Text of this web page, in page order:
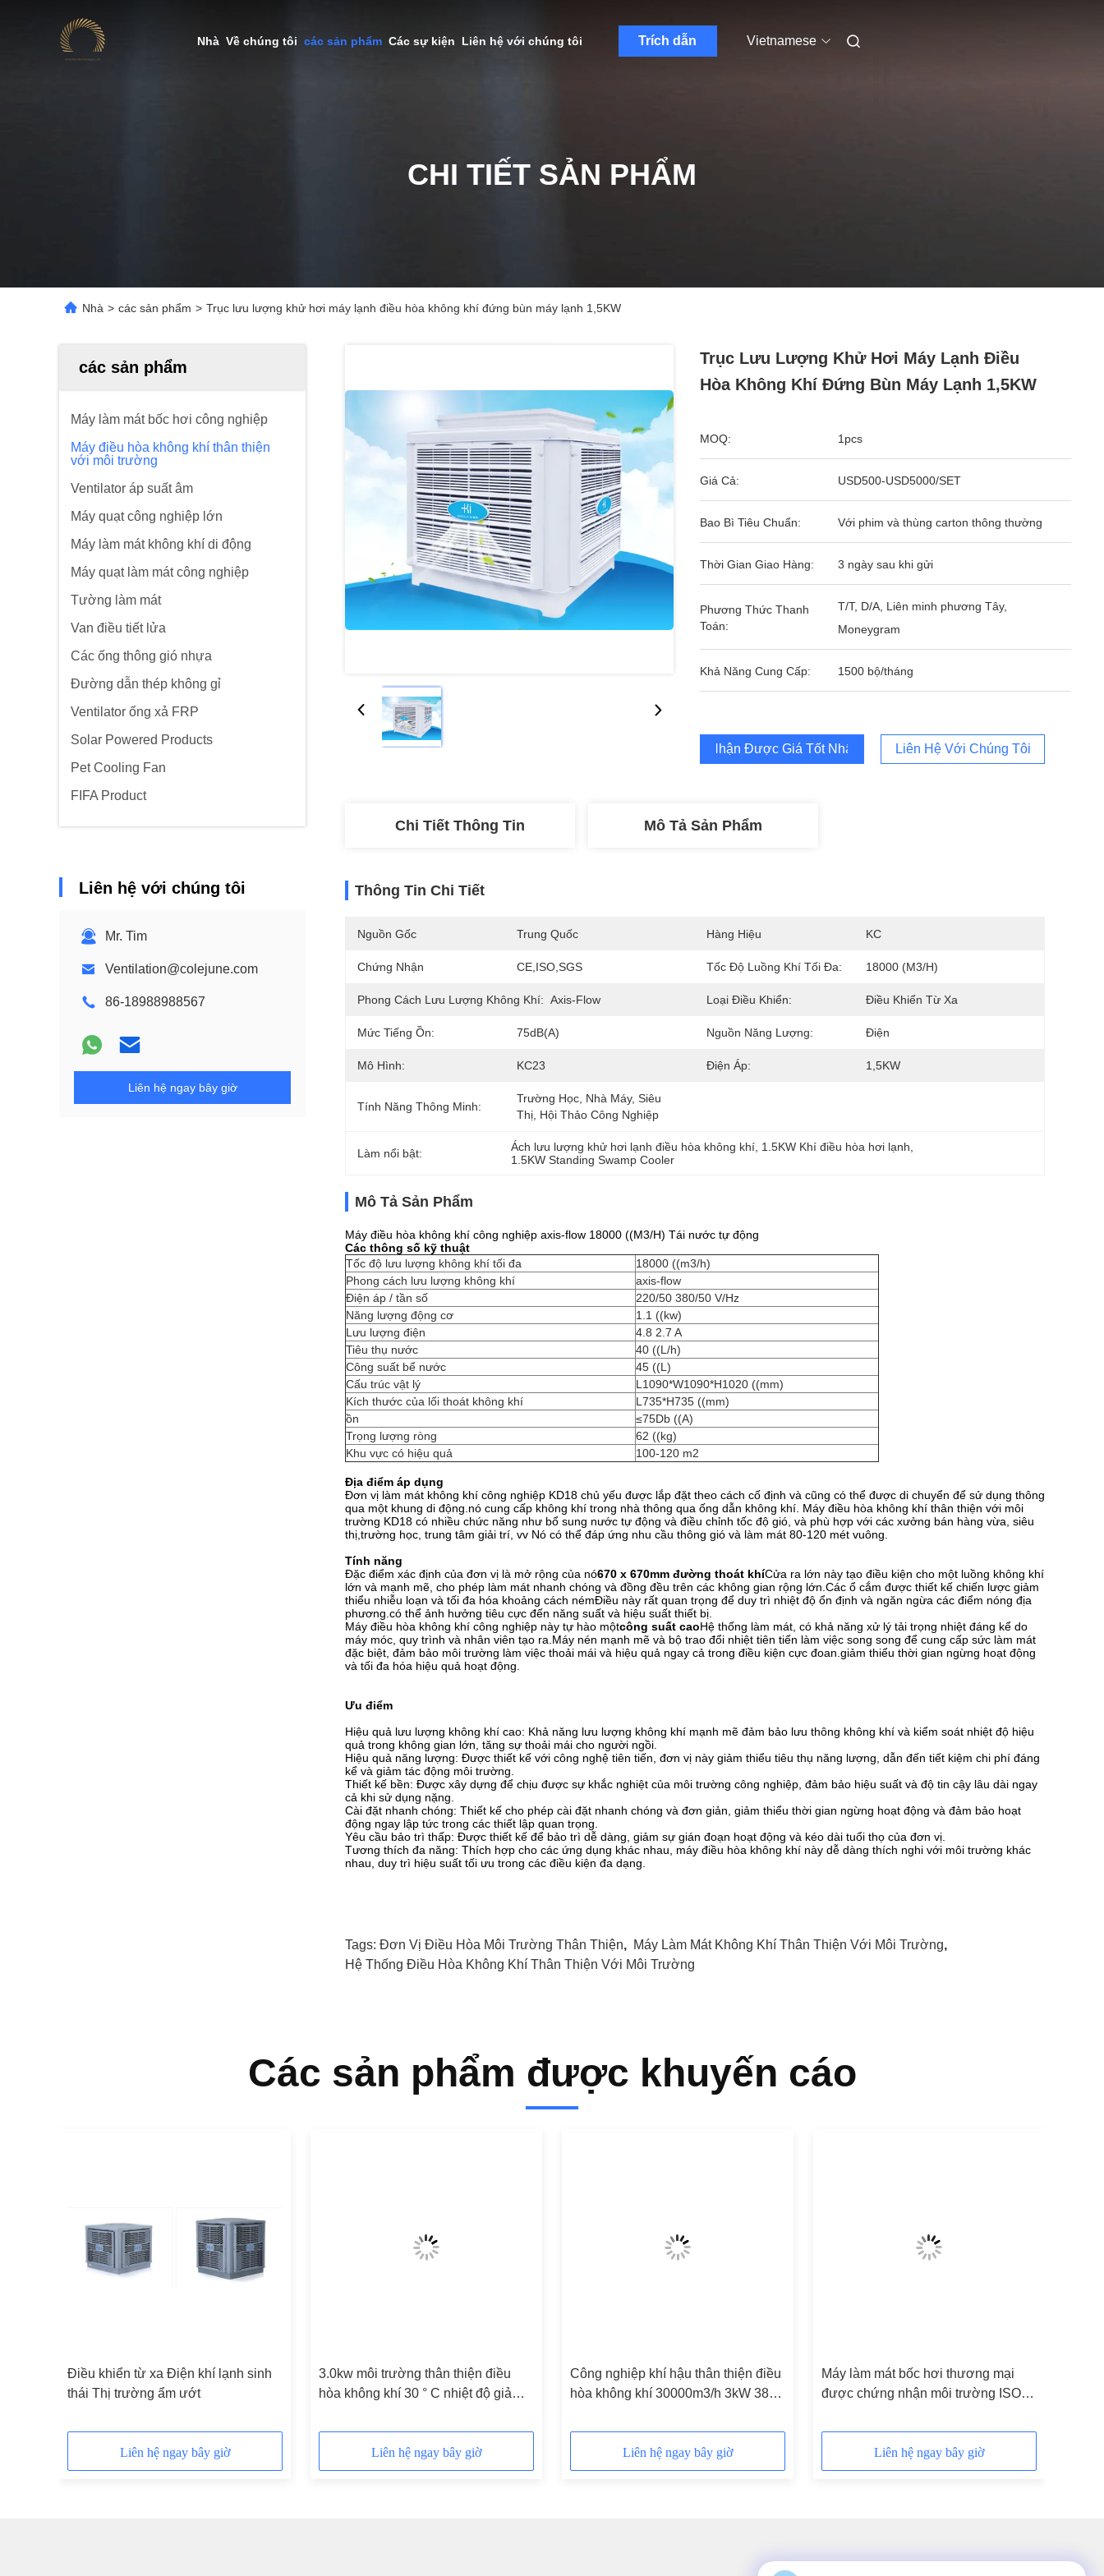
Nhà Về chúng tôi các sản phẩm Các sự kiện Liên hệ với chúng tôi Trích dẫn Vietnamese
CHI TIẾT SẢN PHẨM
Nhà > các sản phẩm > Trục lưu lượng khử hơi máy lạnh điều hòa không khí đứng bùn máy lạnh 1,5KW
các sản phẩm
Máy làm mát bốc hơi công nghiệp
Máy điều hòa không khí thân thiện
với môi trường
Ventilator áp suất âm
Máy quạt công nghiệp lớn
Máy làm mát không khí di động
Máy quạt làm mát công nghiệp
Tường làm mát
Van điều tiết lửa
Các ống thông gió nhựa
Đường dẫn thép không gỉ
Ventilator ống xả FRP
Solar Powered Products
Pet Cooling Fan
FIFA Product
Liên hệ với chúng tôi
Mr. Tim
Ventilation@colejune.com
86-18988988567
Liên hệ ngay bây giờ
Trục Lưu Lượng Khử Hơi Máy Lạnh Điều
Hòa Không Khí Đứng Bùn Máy Lạnh 1,5KW
MOQ: 1pcs
Giá Cả: USD500-USD5000/SET
Bao Bì Tiêu Chuẩn: Với phim và thùng carton thông thường
Thời Gian Giao Hàng: 3 ngày sau khi gửi
Phương Thức Thanh
Toán:
T/T, D/A, Liên minh phương Tây,
Moneygram
Khả Năng Cung Cấp: 1500 bộ/tháng
Nhận Được Giá Tốt Nhất Liên Hệ Với Chúng Tôi
Chi Tiết Thông Tin Mô Tả Sản Phẩm
Thông Tin Chi Tiết
Nguồn Gốc Trung Quốc Hàng Hiệu KC
Chứng Nhận CE,ISO,SGS Tốc Độ Luồng Khí Tối Đa: 18000 (M3/H)
Phong Cách Lưu Lượng Không Khí: Axis-Flow Loại Điều Khiển: Điều Khiển Từ Xa
Mức Tiếng Ồn: 75dB(A) Nguồn Năng Lượng: Điện
Mô Hình: KC23 Điện Áp: 1,5KW
Tính Năng Thông Minh:
Trường Học, Nhà Máy, Siêu
Thị, Hội Thảo Công Nghiệp
Làm nổi bật: Ách lưu lượng khử hơi lạnh điều hòa không khí 1.5KW Khí điều hòa hơi lạnh
1.5KW Standing Swamp Cooler
Mô Tả Sản Phẩm
Máy điều hòa không khí công nghiệp axis-flow 18000 ((M3/H) Tái nước tự động
Các thông số kỹ thuật
Tốc độ lưu lượng không khí tối đa
18000 ((m3/h)
Phong cách lưu lượng không khí
axis-flow
Điện áp / tần số
220/50 380/50 V/Hz
Năng lượng động cơ
1.1 ((kw)
Lưu lượng điện
4.8 2.7 A
Tiêu thụ nước
40 ((L/h)
Công suất bể nước
45 ((L)
Cấu trúc vật lý
L1090*W1090*H1020 ((mm)
Kích thước của lối thoát không khí
L735*H735 ((mm)
ồn
≤75Db ((A)
Trọng lượng ròng
62 ((kg)
Khu vực có hiệu quả
100-120 m2
Địa điểm áp dụng
Đơn vị làm mát không khí công nghiệp KD18 chủ yếu được lắp đặt theo cách cố định và cũng có thể được di chuyển để sử dụng thông
qua một khung di động.nó cung cấp không khí trong nhà thông qua ống dẫn không khí. Máy điều hòa không khí thân thiện với môi
trường KD18 có nhiều chức năng như bổ sung nước tự động và điều chỉnh tốc độ gió, và phù hợp với các xưởng bán hàng vừa, siêu
thị,trường học, trung tâm giải trí, vv Nó có thể đáp ứng nhu cầu thông gió và làm mát 80-120 mét vuông.
Tính năng
Đặc điểm xác định của đơn vị là mở rộng của nó670 x 670mm đường thoát khíCửa ra lớn này tạo điều kiện cho một luồng không khí
lớn và mạnh mẽ, cho phép làm mát nhanh chóng và đồng đều trên các không gian rộng lớn.Các ổ cắm được thiết kế chiến lược giảm
thiểu nhiễu loạn và tối đa hóa khoảng cách némĐiều này rất quan trọng để duy trì nhiệt độ ổn định và ngăn ngừa các điểm nóng địa
phương.có thể ảnh hưởng tiêu cực đến năng suất và hiệu suất thiết bị.
Máy điều hòa không khí công nghiệp này tự hào mộtcông suất caoHệ thống làm mát, có khả năng xử lý tải trọng nhiệt đáng kể do
máy móc, quy trình và nhân viên tạo ra.Máy nén mạnh mẽ và bộ trao đổi nhiệt tiên tiến làm việc song song để cung cấp sức làm mát
đặc biệt, đảm bảo môi trường làm việc thoải mái và hiệu quả ngay cả trong điều kiện cực đoan.giảm thiểu thời gian ngừng hoạt động
và tối đa hóa hiệu quả hoạt động.
Ưu điểm
Hiệu quả lưu lượng không khí cao: Khả năng lưu lượng không khí mạnh mẽ đảm bảo lưu thông không khí và kiểm soát nhiệt độ hiệu
quả trong không gian lớn, tăng sự thoải mái cho người ngồi.
Hiệu quả năng lượng: Được thiết kế với công nghệ tiên tiến, đơn vị này giảm thiểu tiêu thụ năng lượng, dẫn đến tiết kiệm chi phí đáng
kể và giảm tác động môi trường.
Thiết kế bền: Được xây dựng để chịu được sự khắc nghiệt của môi trường công nghiệp, đảm bảo hiệu suất và độ tin cậy lâu dài ngay
cả khi sử dụng nặng.
Cài đặt nhanh chóng: Thiết kế cho phép cài đặt nhanh chóng và đơn giản, giảm thiểu thời gian ngừng hoạt động và đảm bảo hoạt
động ngay lập tức trong các thiết lập quan trọng.
Yêu cầu bảo trì thấp: Được thiết kế để bảo trì dễ dàng, giảm sự gián đoạn hoạt động và kéo dài tuổi thọ của đơn vị.
Tương thích đa năng: Thích hợp cho các ứng dụng khác nhau, máy điều hòa không khí này dễ dàng thích nghi với môi trường khác
nhau, duy trì hiệu suất tối ưu trong các điều kiện đa dạng.
Tags: Đơn Vị Điều Hòa Môi Trường Thân Thiện, Máy Làm Mát Không Khí Thân Thiện Với Môi Trường,
Hệ Thống Điều Hòa Không Khí Thân Thiện Với Môi Trường
Các sản phẩm được khuyến cáo
Điều khiển từ xa Điện khí lạnh sinh
thái Thị trường ẩm ướt
Liên hệ ngay bây giờ
3.0kw môi trường thân thiện điều
hòa không khí 30 ° C nhiệt độ giảm
Liên hệ ngay bây giờ
Công nghiệp khí hậu thân thiện điều
hòa không khí 30000m3/h 3kW 380V
Liên hệ ngay bây giờ
Máy làm mát bốc hơi thương mại
được chứng nhận môi trường ISO
Liên hệ ngay bây giờ